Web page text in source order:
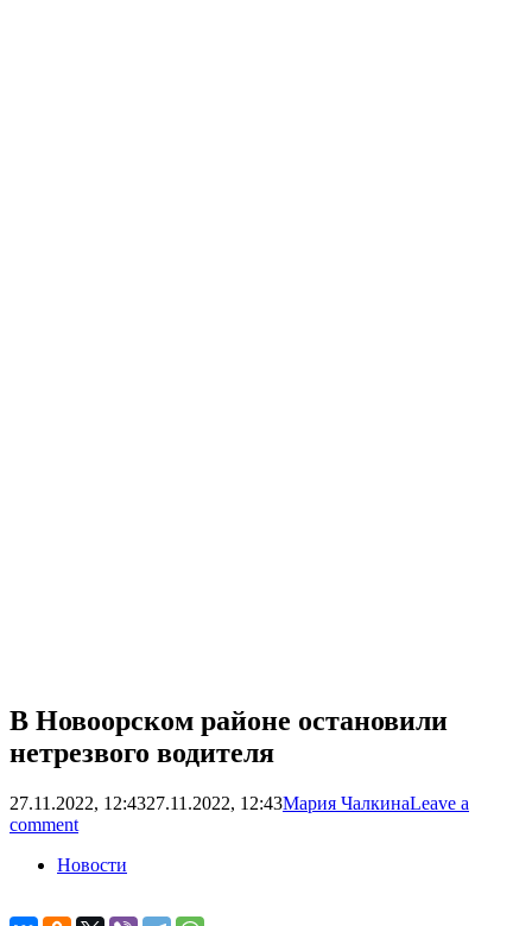
В Новоорском районе остановили
нетрезвого водителя
27.11.2022, 12:4327.11.2022, 12:43Мария ЧалкинаLeave a
comment
Новости